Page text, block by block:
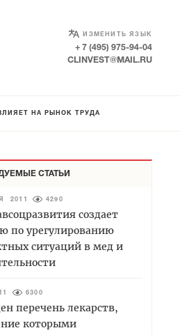
ИЗМЕНИТЬ ЯЗЫК
SELECT LANGUAGE
+ 7 (495) 975-94-04
CLINVEST@MAIL.RU
НА РЫНОК ТРУДА
СТАТЬИ
2011 4290
создает
по урегулированию
ситуаций в мед и
6300
перечень лекарств,
которыми